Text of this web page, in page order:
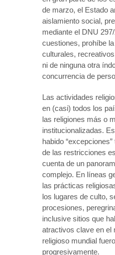
de marzo, el Estado
aislamiento social,
mediante el DNU
cuestiones, prohíbe
culturales,
ni de ninguna otra
concurrencia de
Las actividades
en (casi) todos los
las religiones más o
institucionalizadas.
habido
de las restricciones
cuenta de un
complejo. En líneas
las prácticas
los lugares de culto,
procesiones,
inclusive sitios que
atractivos clave en el
religioso mundial
progresivamente.